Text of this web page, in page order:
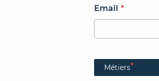
Email *
Métiers*